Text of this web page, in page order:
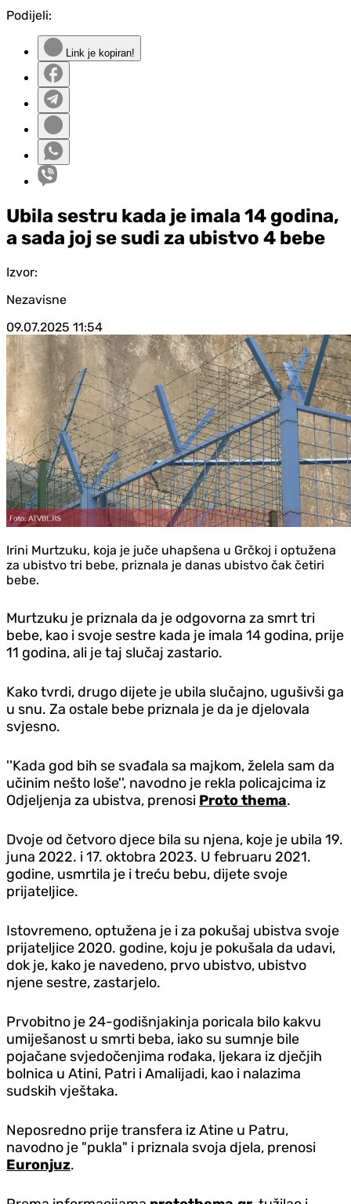
Podijeli:
Link je kopiran!
Ubila sestru kada je imala 14 godina,
a sada joj se sudi za ubistvo 4 bebe
Izvor:
Nezavisne
09.07.2025 11:54
Irini Murtzuku, koja je juče uhapšena u Grčkoj i optužena
za ubistvo tri bebe, priznala je danas ubistvo čak četiri
bebe.
Murtzuku je priznala da je odgovorna za smrt tri
bebe, kao i svoje sestre kada je imala 14 godina, prije
11 godina, ali je taj slučaj zastario.
Kako tvrdi, drugo dijete je ubila slučajno, ugušivši ga
u snu. Za ostale bebe priznala je da je djelovala
svjesno.
''Kada god bih se svađala sa majkom, želela sam da
učinim nešto loše'', navodno je rekla policajcima iz
Odjeljenja za ubistva, prenosi Proto thema.
Dvoje od četvoro djece bila su njena, koje je ubila 19.
juna 2022. i 17. oktobra 2023. U februaru 2021.
godine, usmrtila je i treću bebu, dijete svoje
prijateljice.
Istovremeno, optužena je i za pokušaj ubistva svoje
prijateljice 2020. godine, koju je pokušala da udavi,
dok je, kako je navedeno, prvo ubistvo, ubistvo
njene sestre, zastarjelo.
Prvobitno je 24-godišnjakinja poricala bilo kakvu
umiješanost u smrti beba, iako su sumnje bile
pojačane svjedočenjima rođaka, ljekara iz dječjih
bolnica u Atini, Patri i Amalijadi, kao i nalazima
sudskih vještaka.
Neposredno prije transfera iz Atine u Patru,
navodno je "pukla" i priznala svoja djela, prenosi
Euronjuz.